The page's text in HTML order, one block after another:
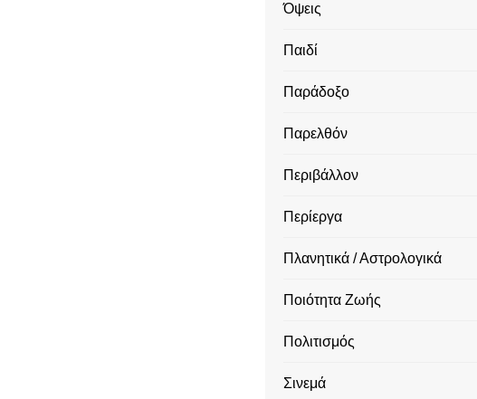
Όψεις
Παιδί
Παράδοξο
Παρελθόν
Περιβάλλον
Περίεργα
Πλανητικά / Αστρολογικά
Ποιότητα Ζωής
Πολιτισμός
Σινεμά